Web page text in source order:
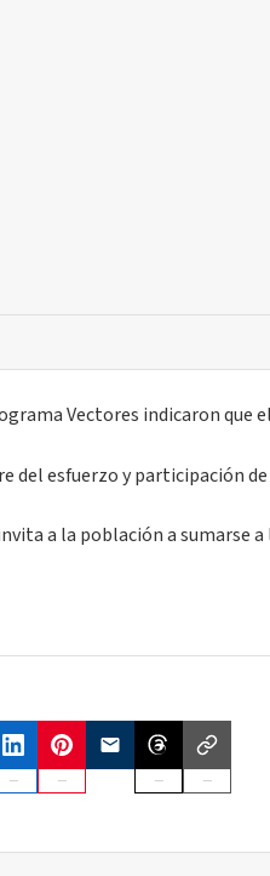
Vectores indicaron que
del esfuerzo y participación
a la población a